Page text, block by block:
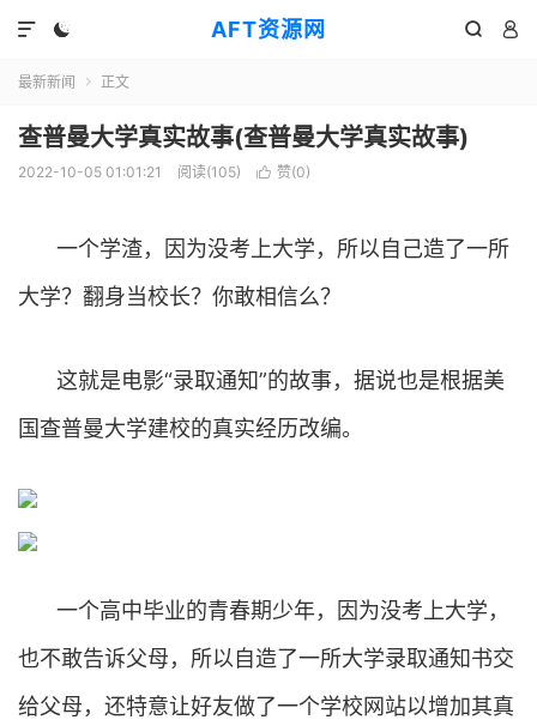
AFT资源网
  

最新新闻  正文
查普曼大学真实故事(查普曼大学真实故事)
2022-10-05 01:01:21 阅读(105)  赞(0)
一个学渣，因为没考上大学，所以自己造了一所
大学？翻身当校长？你敢相信么？
这就是电影“录取通知”的故事，据说也是根据美
国查普曼大学建校的真实经历改编。
一个高中毕业的青春期少年，因为没考上大学，
也不敢告诉父母，所以自造了一所大学录取通知书交
给父母，还特意让好友做了一个学校网站以增加其真